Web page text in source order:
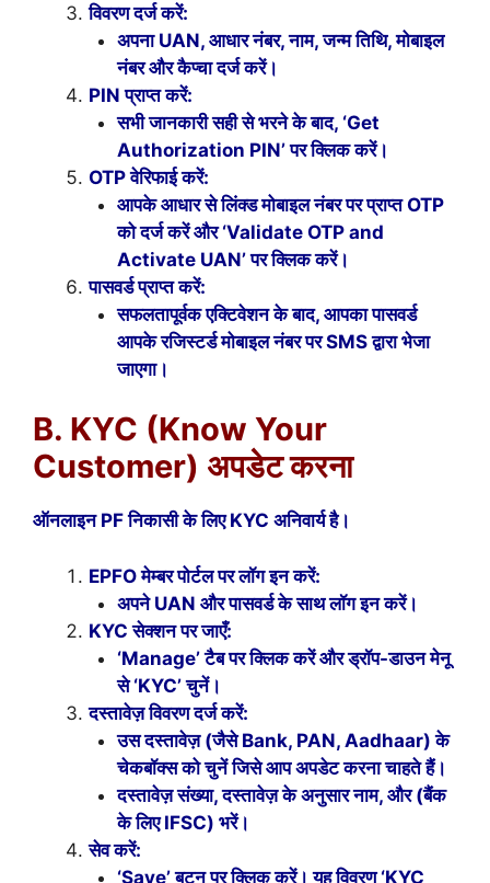
विवरण दर्ज करें:
अपना UAN, आधार नंबर, नाम, जन्म तिथि, मोबाइल
नंबर और कैप्चा दर्ज करें।
PIN प्राप्त करें:
सभी जानकारी सही से भरने के बाद, ‘Get
Authorization PIN’ पर क्लिक करें।
OTP वेरिफाई करें:
आपके आधार से लिंक्ड मोबाइल नंबर पर प्राप्त OTP
को दर्ज करें और ‘Validate OTP and
Activate UAN’ पर क्लिक करें।
पासवर्ड प्राप्त करें:
सफलतापूर्वक एक्टिवेशन के बाद, आपका पासवर्ड
आपके रजिस्टर्ड मोबाइल नंबर पर SMS द्वारा भेजा
जाएगा।
B. KYC (Know Your
Customer) अपडेट करना
ऑनलाइन PF निकासी के लिए KYC अनिवार्य है।
EPFO मेम्बर पोर्टल पर लॉग इन करें:
अपने UAN और पासवर्ड के साथ लॉग इन करें।
KYC सेक्शन पर जाएँ:
‘Manage’ टैब पर क्लिक करें और ड्रॉप-डाउन मेनू
से ‘KYC’ चुनें।
दस्तावेज़ विवरण दर्ज करें:
उस दस्तावेज़ (जैसे Bank, PAN, Aadhaar) के
चेकबॉक्स को चुनें जिसे आप अपडेट करना चाहते हैं।
दस्तावेज़ संख्या, दस्तावेज़ के अनुसार नाम, और (बैंक
के लिए IFSC) भरें।
सेव करें:
‘Save’ बटन पर क्लिक करें। यह विवरण ‘KYC